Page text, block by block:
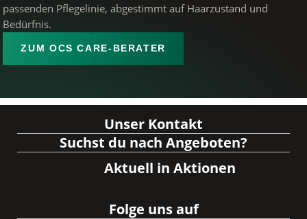
passenden Pflegelinie, abgestimmt auf Haarzustand und
Bedürfnis.
ZUM OCS CARE-BERATER
Unser Kontakt
Suchst du nach Angeboten?
Aktuell in Aktionen
Folge uns auf